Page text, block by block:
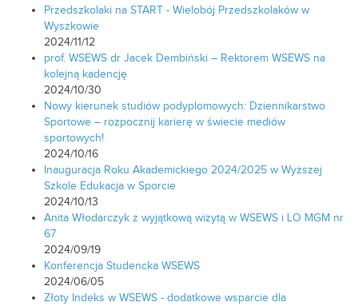
Przedszkolaki na START - Wielobój Przedszkolaków w
Wyszkowie
2024/11/12
prof. WSEWS dr Jacek Dembiński – Rektorem WSEWS na
kolejną kadencję
2024/10/30
Nowy kierunek studiów podyplomowych: Dziennikarstwo
Sportowe – rozpocznij karierę w świecie mediów
sportowych!
2024/10/16
Inauguracja Roku Akademickiego 2024/2025 w Wyższej
Szkole Edukacja w Sporcie
2024/10/13
Anita Włodarczyk z wyjątkową wizytą w WSEWS i LO MGM nr
67
2024/09/19
Konferencja Studencka WSEWS
2024/06/05
Złoty Indeks w WSEWS - dodatkowe wsparcie dla